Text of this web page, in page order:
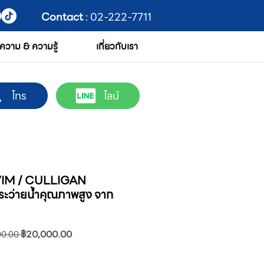
Contact: 02-222-7711
วาม & ความรู้ เกี่ยวกับเรา
/ CULLIGAN
ว่ายน้ำคุณภาพสูง จาก
ราคา
฿20,000.00ราคา
โทร ไลน์